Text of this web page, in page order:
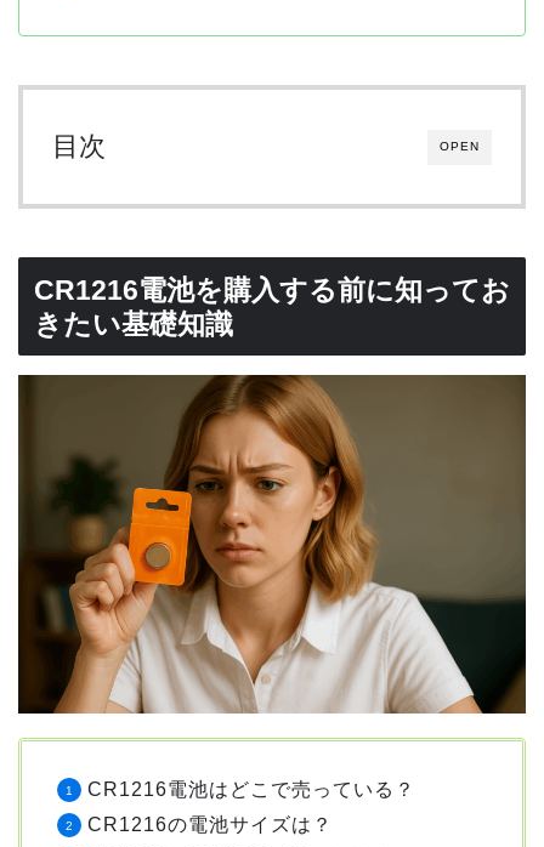
OPEN
目次
CR1216電池を購入する前に知ってお
きたい基礎知識
CR1216電池はどこで売っている？
CR1216の電池サイズは？